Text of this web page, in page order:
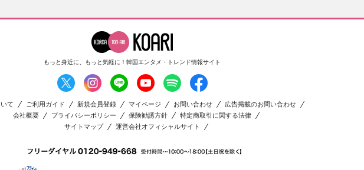
もっと身近に、もっと気軽に！ 韓国エンタメ・トレンド情報サイト
て ご利用ガイド 新規会員登録 マイページ お問い合わせ
広告掲載のお問い合わせ
会社概要
プライバシーポリシー 保険勧誘方針
特定商取引に関する法律
サイトマップ
運営会社オフィシャルサイト